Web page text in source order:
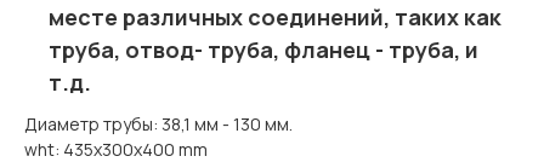
месте различных соединений, таких как
труба, отвод- труба, фланец - труба, и
т.д.
Диаметр трубы: 38,1 мм - 130 мм.
wht: 435x300x400 mm